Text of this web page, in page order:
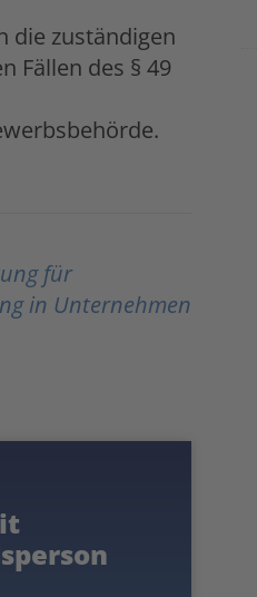
die zuständigen
Fällen des § 49
für
in Unternehmen